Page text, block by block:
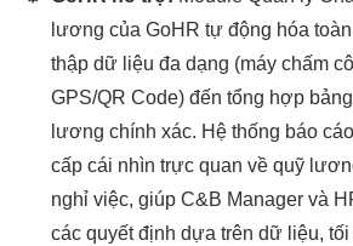
lương của GoHR tự động hóa
thập dữ liệu đa dạng (máy chấm
GPS/QR Code) đến tổng hợp
lương chính xác. Hệ thống báo
cấp cái nhìn trực quan về quỹ
nghỉ việc, giúp C&B Manager và
các quyết định dựa trên dữ liệu,